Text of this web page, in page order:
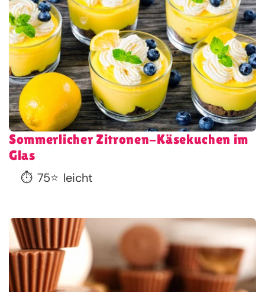
Sommerlicher Zitronen-Käsekuchen im
Glas
⏱️ 75⭐ leicht